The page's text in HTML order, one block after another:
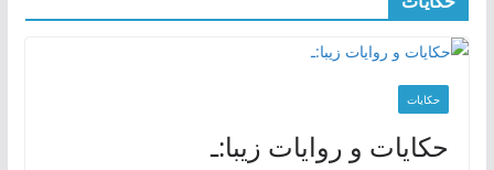
حکایات
حکایات و روایات زیبا:ـ